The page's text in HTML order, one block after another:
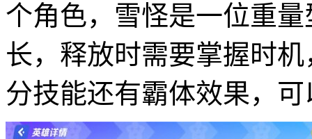
个角色，雪怪是一位重
长，释放时需要掌握时
分技能还有霸体效果，